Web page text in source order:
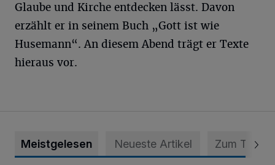
Glaube und Kirche entdecken lässt. Davon
erzählt er in seinem Buch „Gott ist wie
Husemann“. An diesem Abend trägt er Texte
hieraus vor.
Meistgelesen Neueste Artikel Zum Thema